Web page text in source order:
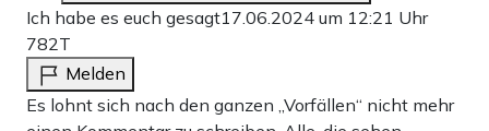
Ich habe es euch gesagt17.06.2024 um 12:21 Uhr
782T
Melden
Es lohnt sich nach den ganzen „Vorfällen“ nicht mehr